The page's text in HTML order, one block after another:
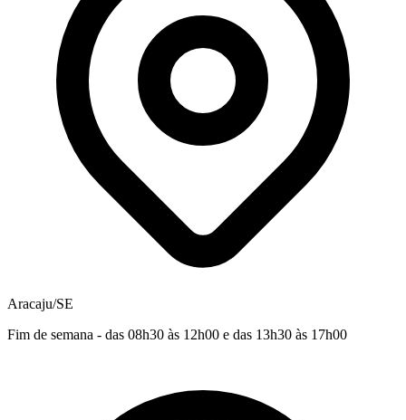
Aracaju/SE
Fim de semana - das 08h30 às 12h00 e das 13h30 às 17h00